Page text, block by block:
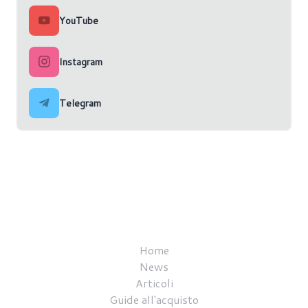
YouTube
Instagram
Telegram
Home
News
Articoli
Guide all'acquisto